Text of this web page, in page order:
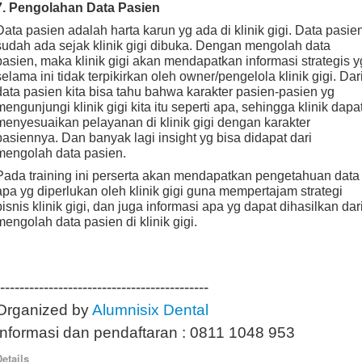
Pengolahan Data Pasien
pasien adalah harta karun yg ada di klinik gigi. Data
ada sejak klinik gigi dibuka. Dengan mengolah data
maka klinik gigi akan mendapatkan informasi strategis
ini tidak terpikirkan oleh owner/pengelola klinik gigi. Dari
pasien kita bisa tahu bahwa karakter pasien-pasien yg
klinik gigi kita itu seperti apa, sehingga klinik
pelayanan di klinik gigi dengan karakter
Dan banyak lagi insight yg bisa didapat dari
data pasien.
training ini perserta akan mendapatkan pengetahuan data
yg diperlukan oleh klinik gigi guna mempertajam strategi
klinik gigi, dan juga informasi apa yg dapat dihasilkan dari
data pasien di klinik gigi.
byAlumnisix Dental
dan pendaftaran : 0811 1048 953